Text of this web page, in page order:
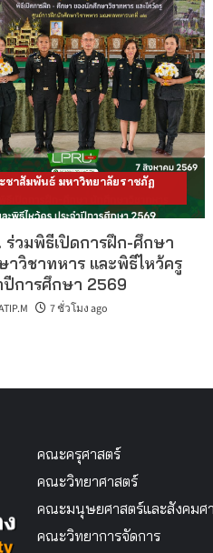
ชาสัมพันธ์ มหาวิทยาลัยราชภัฏ
ร่วมพิธีเปิดการฝึก-ศึกษา
าวิชาทหาร และพิธีไหว้ครู
ปีการศึกษา 2569
7 ชั่วโมง ago
คณะครุศาสตร์
คณะวิทยาศาสตร์
คณะมนุษยศาสตร์และสังคมศ
คณะวิทยาการจัดการ